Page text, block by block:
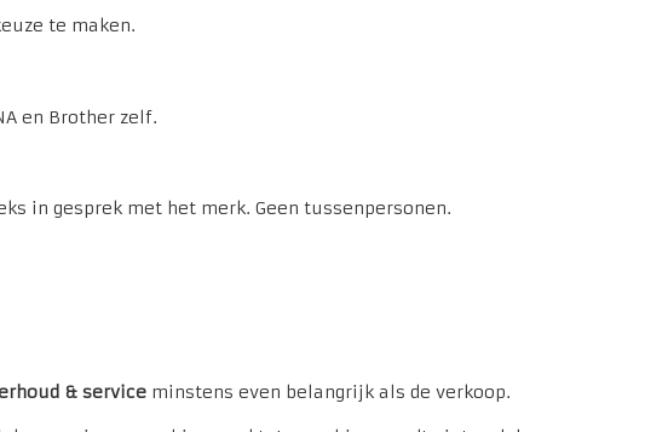
te maken.
en Brother zelf.
in gesprek met het merk. Geen tussenpersonen.
& service minstens even belangrijk als de verkoop.